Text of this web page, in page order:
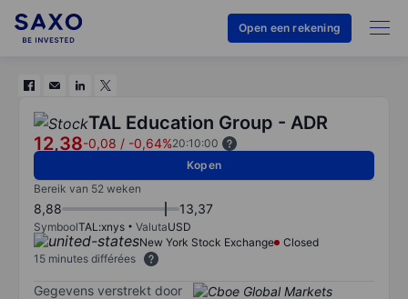
Open een rekening
TAL Education Group - ADR
12,38-0,08 / -0,64%20:10:00
Kopen
Bereik van 52 weken
8,88 13,37
SymboolTAL:xnys ValutaUSD
New York Stock Exchange
Closed
15 minutes différées
Gegevens verstrekt door